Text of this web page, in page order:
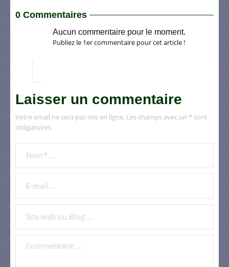
0 Commentaires
Aucun commentaire pour le moment.
Publiez le 1er commentaire pour cet article !
Laisser un commentaire
Votre email ne sera pas mis en ligne. Les champs avec un * sont
obligatoires.